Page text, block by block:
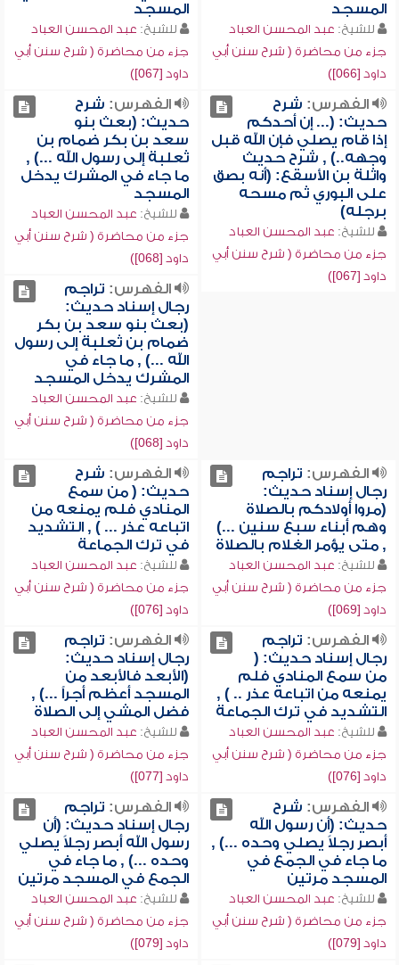
المسجد
للشيخ: عبد المحسن العباد
جزء من محاضرة ( شرح سنن أبي
داود [066])
المسجد
للشيخ: عبد المحسن العباد
جزء من محاضرة ( شرح سنن أبي
داود [067])
الفهرس: شرح
حديث: (... إن أحدكم
إذا قام يصلي فإن الله قبل
وجهه..) , شرح حديث
واثلة بن الأسقع: (أنه بصق
على البوري ثم مسحه
برجله)
للشيخ: عبد المحسن العباد
جزء من محاضرة ( شرح سنن أبي
داود [067])
الفهرس: شرح
حديث: (بعث بنو
سعد بن بكر ضمام بن
ثعلبة إلى رسول الله ...) ,
ما جاء في المشرك يدخل
المسجد
للشيخ: عبد المحسن العباد
جزء من محاضرة ( شرح سنن أبي
داود [068])
الفهرس: تراجم
رجال إسناد حديث:
(بعث بنو سعد بن بكر
ضمام بن ثعلبة إلى رسول
الله ...) , ما جاء في
المشرك يدخل المسجد
للشيخ: عبد المحسن العباد
جزء من محاضرة ( شرح سنن أبي
داود [068])
الفهرس: تراجم
رجال إسناد حديث:
(مروا أولادكم بالصلاة
وهم أبناء سبع سنين ...)
, متى يؤمر الغلام بالصلاة
للشيخ: عبد المحسن العباد
جزء من محاضرة ( شرح سنن أبي
داود [069])
الفهرس: شرح
حديث: ( من سمع
المنادي فلم يمنعه من
اتباعه عذر ... ) , التشديد
في ترك الجماعة
للشيخ: عبد المحسن العباد
جزء من محاضرة ( شرح سنن أبي
داود [076])
الفهرس: تراجم
رجال إسناد حديث: (
من سمع المنادي فلم
يمنعه من اتباعه عذر .. ) ,
التشديد في ترك الجماعة
للشيخ: عبد المحسن العباد
جزء من محاضرة ( شرح سنن أبي
داود [076])
الفهرس: تراجم
رجال إسناد حديث:
(الأبعد فالأبعد من
المسجد أعظم أجراً ...) ,
فضل المشي إلى الصلاة
للشيخ: عبد المحسن العباد
جزء من محاضرة ( شرح سنن أبي
داود [077])
الفهرس: شرح
حديث: (أن رسول الله
أبصر رجلاً يصلي وحده ...) ,
ما جاء في الجمع في
المسجد مرتين
للشيخ: عبد المحسن العباد
جزء من محاضرة ( شرح سنن أبي
داود [079])
الفهرس: تراجم
رجال إسناد حديث: (أن
رسول الله أبصر رجلاً يصلي
وحده ...) , ما جاء في
الجمع في المسجد مرتين
للشيخ: عبد المحسن العباد
جزء من محاضرة ( شرح سنن أبي
داود [079])